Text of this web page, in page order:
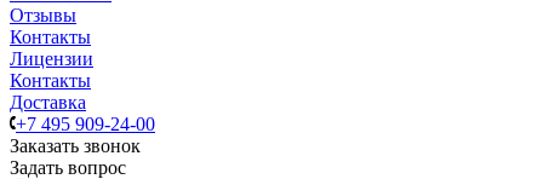
Отзывы
Контакты
Лицензии
Контакты
Доставка
+7 495 909-24-00
Заказать звонок
Задать вопрос